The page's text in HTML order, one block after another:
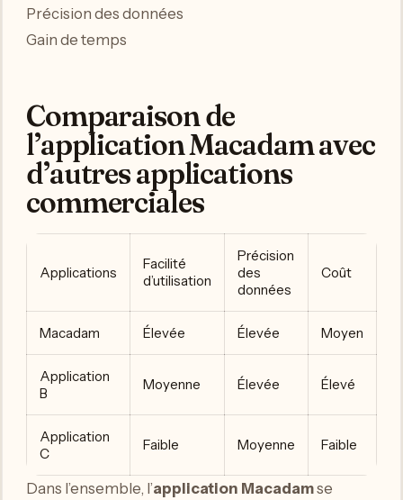
Précision des données
Gain de temps
Comparaison de
l’application Macadam avec
d’autres applications
commerciales
Applications
Facilité
d’utilisation
Précision
des
données
Coût
Macadam Élevée Élevée Moyen
Application
B
Moyenne Élevée Élevé
Application
C
Faible Moyenne Faible
Dans l’ensemble, l’application Macadamse